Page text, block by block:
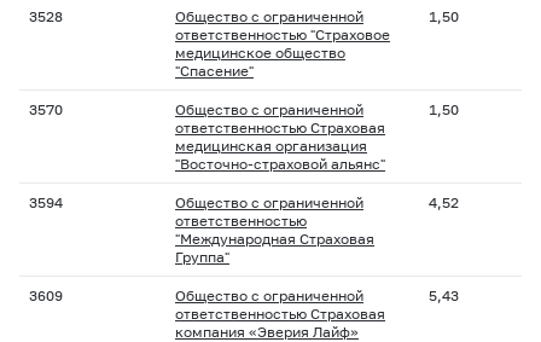
3528
Общество с ограниченной
ответственностью "Страховое
медицинское общество
"Спасение"
1,50
3570
Общество с ограниченной
ответственностью Страховая
медицинская организация
"Восточно-страховой альянс"
1,50
3594
Общество с ограниченной
ответственностью
"Международная Страховая
Группа"
4,52
3609
Общество с ограниченной
ответственностью Страховая
компания «Эверия Лайф»
5,43